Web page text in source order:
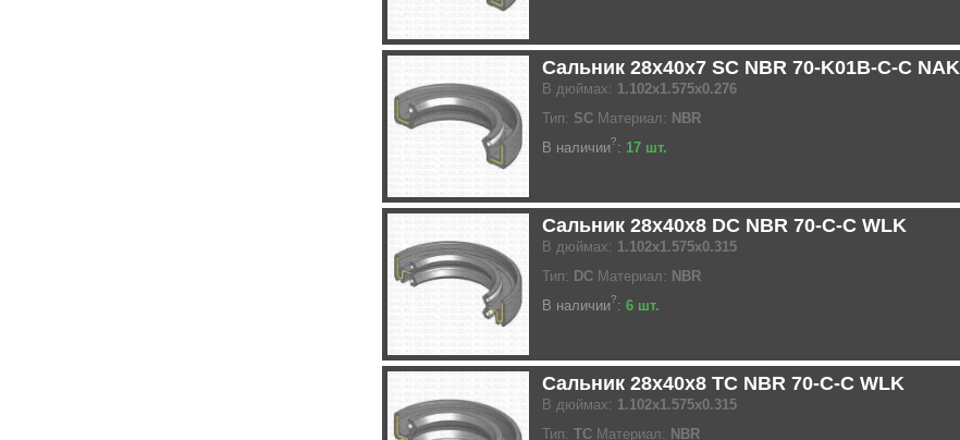
Сальник 28x40x7 SC NBR 70-K01B-C-C NAK
В дюймах: 1.102x1.575x0.276
Тип: SC Материал: NBR
В наличии?: 17 шт.
Сальник 28x40x8 DC NBR 70-C-C WLK
В дюймах: 1.102x1.575x0.315
Тип: DC Материал: NBR
В наличии?: 6 шт.
Сальник 28x40x8 TC NBR 70-C-C WLK
В дюймах: 1.102x1.575x0.315
Тип: TC Материал: NBR